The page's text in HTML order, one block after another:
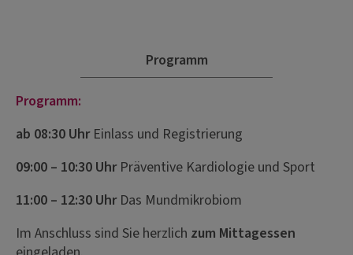
Programm
Programm:
ab 08:30 UhrEinlass und Registrierung
09:00 – 10:30 UhrPräventive Kardiologie und Sport
11:00 – 12:30 UhrDas Mundmikrobiom
Im Anschluss sind Sie herzlich zum Mittagessen